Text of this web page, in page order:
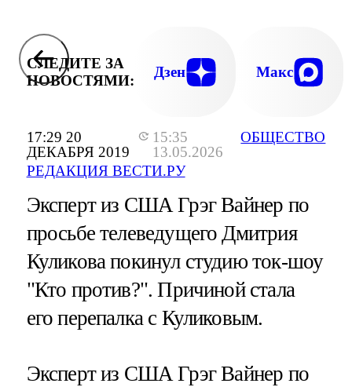
17:29 20
ДЕКАБРЯ 2019
15:35
13.05.2026
РЕДАКЦИЯ ВЕСТИ.РУ
ОБЩЕСТВО
СЛЕДИТЕ ЗА
НОВОСТЯМИ:
Дзен Макс
Эксперт из США Грэг Вайнер по
просьбе телеведущего Дмитрия
Куликова покинул студию ток-шоу
"Кто против?". Причиной стала
его перепалка с Куликовым.
Эксперт из США Грэг Вайнер по